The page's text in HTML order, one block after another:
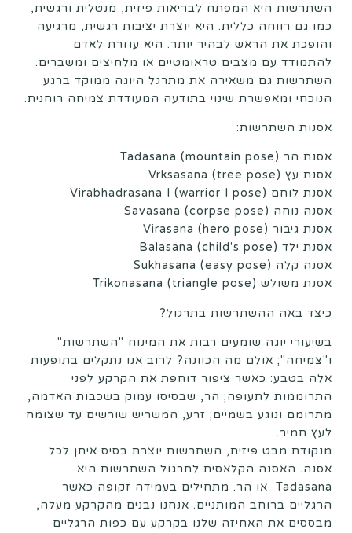
השתרשות היא המפתח לבריאות פיזית, מנטלית ורגשית,
כמו גם רווחה כללית. היא יוצרת יציבות רגשית, מרגיעה
והופכת את הראש לבהיר יותר. היא עוזרת לאדם
להתמודד עם מצבים טראומטיים או מלחיצים ומשברים.
השתרשות גם משאירה את מתרגל היוגה ממוקד ברגע
הנוכחי ומאפשרת שינוי בתודעה המעודדת צמיחה רוחנית.
אסנות השתרשות:
אסנת הר Tadasana (mountain pose)
אסנת עץ Vrksasana (tree pose)
אסנת לוחם Virabhadrasana I (warrior I pose)
אסנה נוחה Savasana (corpse pose)
אסנת גיבור Virasana (hero pose)
אסנת ילד Balasana (child's pose)
אסנה קלה Sukhasana (easy pose)
אסנת משולש Trikonasana (triangle pose)
כיצד באה ההשתרשות בתרגול?
בשיעורי יוגה שומעים רבות את המינוח "השתרשות"
ו"צמיחה"; אולם מה הכוונה? לרוב אנו נתקלים בתופעות
אלה בטבע: כאשר ציפור דוחפת את הקרקע לפני
התרוממות לתעופה; הר, שבסיסו עמוק בשכבות האדמה,
מתרומם ונוגע בשמיים; זרע, המשריש שורשים עד שצומח
לעץ תמיר.
מנקודת מבט פיזית, השתרשות יוצרת בסיס איתן לכל
אסנה. האסנה הקלאסית לתרגול השתרשות היא
Tadasana או הר. מתחילים בעמידה זקופה כאשר
הרגליים ברוחב המותניים. אנחנו נבנים מהקרקע מעלה,
מבססים את האחיזה שלנו בקרקע עם כפות הרגליים